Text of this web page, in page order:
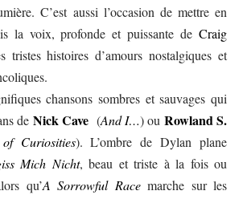
C’est aussi l’occasion de mettre en
la voix, profonde et puissante de Craig
tristes histoires d’amours nostalgiques et
chansons sombres et sauvages qui
de Nick Cave (And I…) ou Rowland S.
Curiosities). L’ombre de Dylan plane
Mich Nicht, beau et triste à la fois ou
qu’A Sorrowful Racemarche sur les